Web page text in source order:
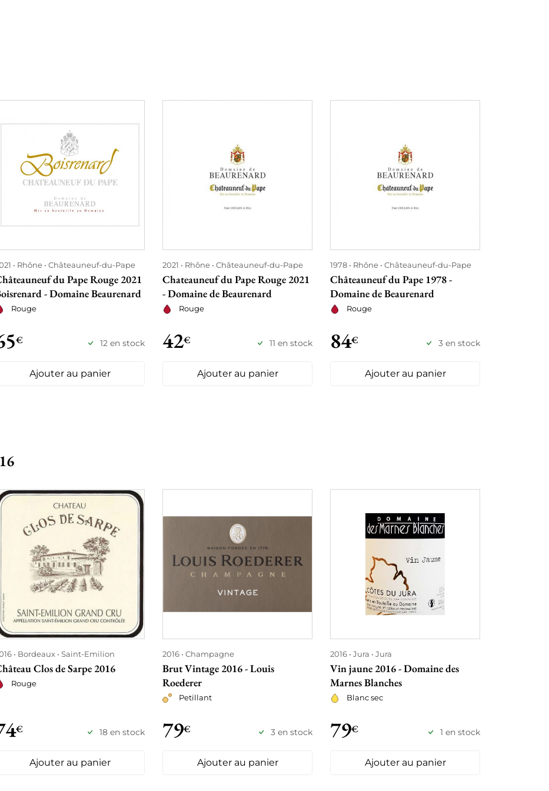
Rhône Châteauneuf-du-Pape
du Pape Rouge 2021
- Domaine Beaurenard
Rouge
€ 12 en stock
Ajouter au panier
2021 Rhône Châteauneuf-du-Pape
Chateauneuf du Pape Rouge 2021
- Domaine de Beaurenard
Rouge
42€ 11 en stock
Ajouter au panier
1978 Rhône Châteauneuf-du-Pape
Châteauneuf du Pape 1978 -
Domaine de Beaurenard
Rouge
84€ 3 en stock
Ajouter au panier
Bordeaux Saint-Emilion
Clos de Sarpe 2016
Rouge
€ 18 en stock
Ajouter au panier
2016 Champagne
Brut Vintage 2016 - Louis
Roederer
Petillant
79€ 3 en stock
Ajouter au panier
2016 Jura Jura
Vin jaune 2016 - Domaine des
Marnes Blanches
Blanc sec
79€ 1 en stock
Ajouter au panier